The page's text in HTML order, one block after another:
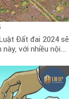
Đất đai 2024 sẽ
với nhiều nội...